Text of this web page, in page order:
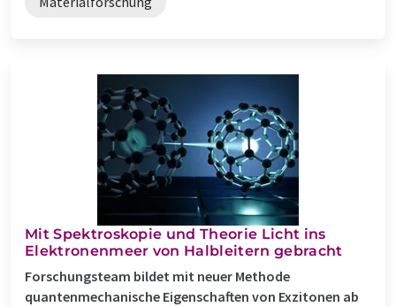
Mit Spektroskopie und Theorie Licht ins
Elektronenmeer von Halbleitern gebracht
Forschungsteam bildet mit neuer Methode
quantenmechanische Eigenschaften von Exzitonen ab